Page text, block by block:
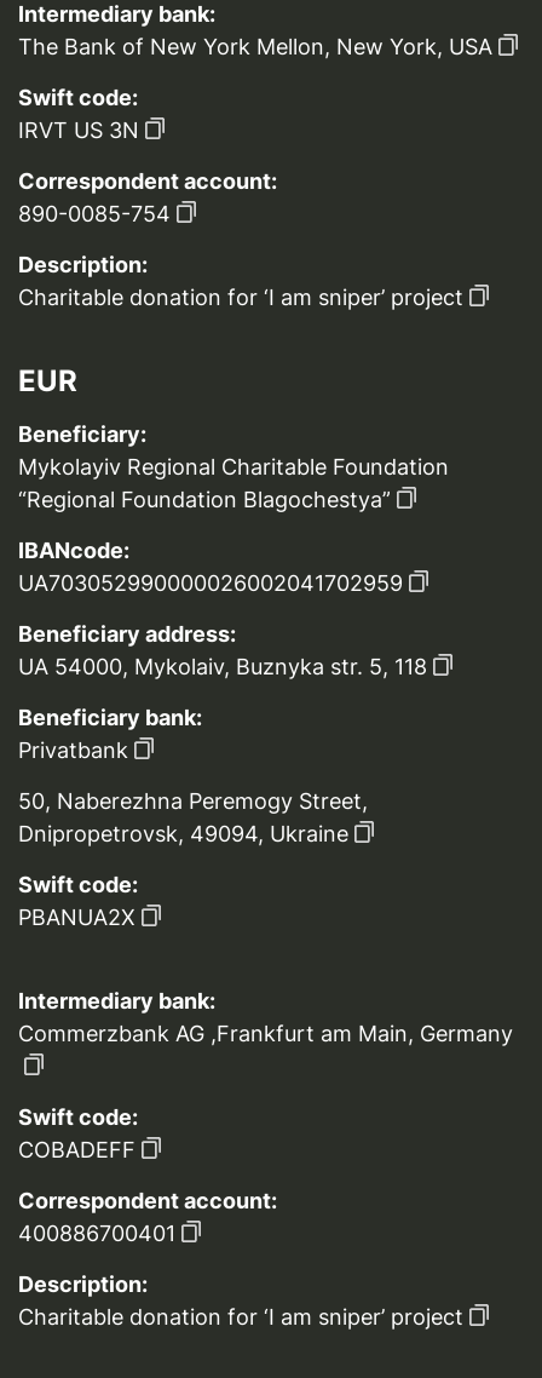
Intermediary bank:
The Bank of New York Mellon, New York, USA
Swift code:
IRVT US 3N
Correspondent account:
890-0085-754
Description:
Charitable donation for ‘I am sniper’ project
EUR
Beneficiary:
Mykolayiv Regional Charitable Foundation
“Regional Foundation Blagochestya”
IBANcode:
UA703052990000026002041702959
Beneficiary address:
UA 54000, Mykolaiv, Buznyka str. 5, 118
Beneficiary bank:
Privatbank
50, Naberezhna Peremogy Street,
Dnipropetrovsk, 49094, Ukraine
Swift code:
PBANUA2X
Intermediary bank:
Commerzbank AG ,Frankfurt am Main, Germany
Swift code:
COBADEFF
Correspondent account:
400886700401
Description:
Charitable donation for ‘I am sniper’ project